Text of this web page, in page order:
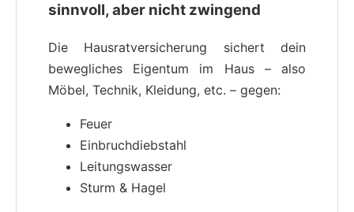
sinnvoll, aber nicht zwingend
Die Hausratversicherung sichert dein
bewegliches Eigentum im Haus – also
Möbel, Technik, Kleidung, etc. – gegen:
Feuer
Einbruchdiebstahl
Leitungswasser
Sturm & Hagel